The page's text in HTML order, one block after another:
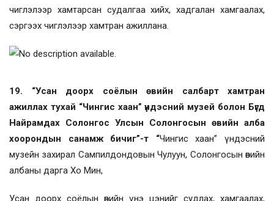
чиглэлээр хамтарсан судалгаа хийх, хадгалан хамгаалах,
сэргээх чиглэлээр хамтран ажиллана.
19. “Усан доорх соёлын өвийн салбарт хамтран
ажиллах тухай “Чингис хаан” үндэсний музей болон Бүгд
Найрамдах Солонгос Улсын Солонгосын өвийн алба
хоорондын санамж бичиг”-т “Чингис хаан” үндэсний
музейн захирал Сампилдондовын Чулуун, Солонгосын өвийн
албаны дарга Хо Мин,
Усан доорх соёлын өвийн үнэ цэнийг судлах, хамгаалах,